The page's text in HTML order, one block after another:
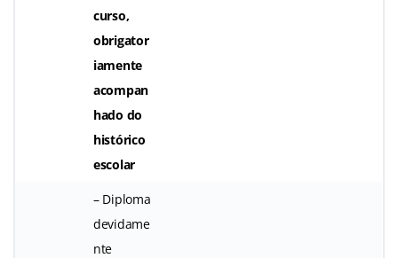
curso,
obrigator
iamente
acompan
hado do
histórico
escolar
– Diploma
devidame
nte